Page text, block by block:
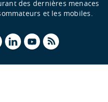
des dernières menaces
et les mobiles.